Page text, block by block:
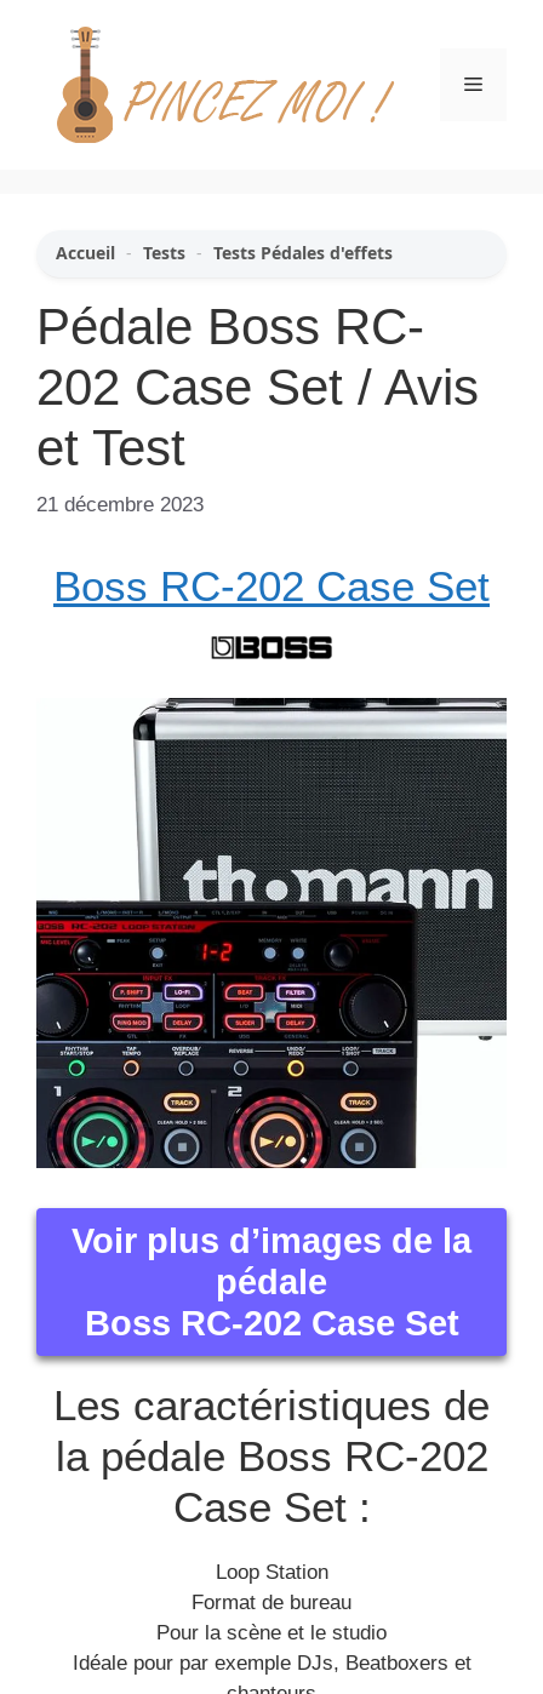
contenu
Menu
Accueil - Tests - Tests Pédales d'effets
Pédale Boss RC-
202 Case Set / Avis
et Test
21 décembre 2023
Boss RC-202 Case Set
Voir plus d’images de la
pédale
Boss RC-202 Case Set
Les caractéristiques de
la pédale Boss RC-202
Case Set :
Loop Station
Format de bureau
Pour la scène et le studio
Idéale pour par exemple DJs, Beatboxers et